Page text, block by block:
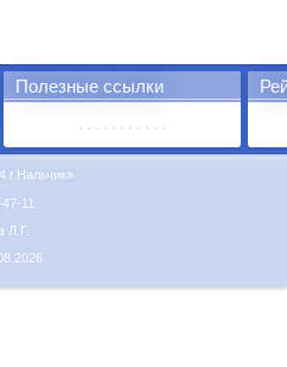
Полезные ссылки
11
Л.Г.